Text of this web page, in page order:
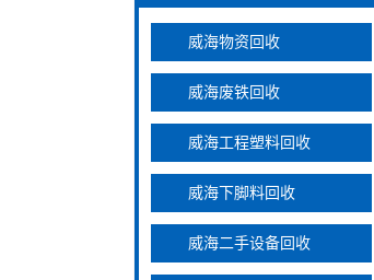
威海物资回收
威海废铁回收
威海工程塑料回收
威海下脚料回收
威海二手设备回收